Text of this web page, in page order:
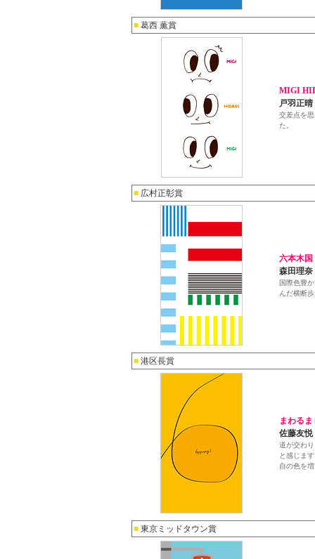
■ 葛西 薫賞
MIGI
戸羽正
交差点を
た。
■ 広村正彰賞
六本木国
森田理奈
国際色豊
んだ横断
■ 港区長賞
まわる
佐藤友悦
道が交わ
と感じま
自の色を
■ 東京ミッドタウン賞